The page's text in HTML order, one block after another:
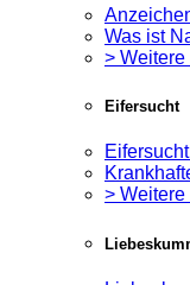
Was ist
> Weitere
Eifersucht
> Weitere